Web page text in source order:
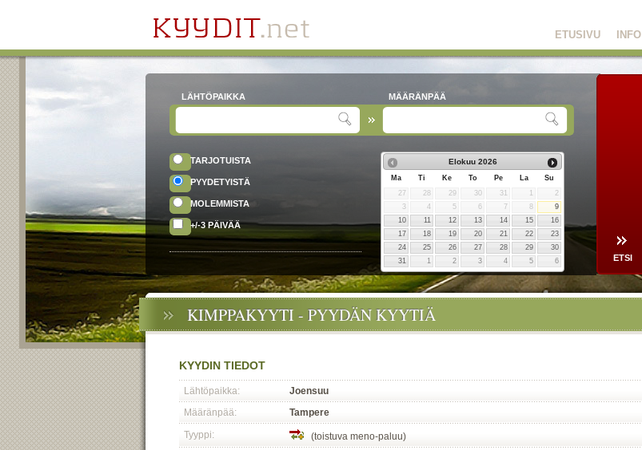
INFO
ETUSIVU
LÄHTÖPAIKKA MÄÄRÄNPÄÄ
TARJOTUISTA
PYYDETYISTÄ
MOLEMMISTA
+/-3 PÄIVÄÄ
Elokuu 2026
Ma Ti Ke To Pe La
Su
27
28 29 30 31
2
3
4 5 6 7 8
9
10
11 12 13 14 15
16
17
18 19 20 21 22
23
24
25 26 27 28 29
30
31
1 2 3 4 5 6
KIMPPAKYYTI - PYYDÄN KYYTIÄ
KYYDIN TIEDOT
Lähtöpaikka:
Joensuu
Määränpää:
Tampere
Tyyppi:
(toistuva meno-paluu)